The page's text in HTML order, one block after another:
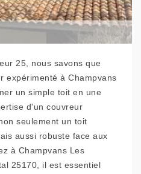
25, nous savons que
expérimenté à Champvans
un simple toit en une
d'un couvreur
seulement un toit
aussi robuste face aux
à Champvans Les
25170, il est essentiel